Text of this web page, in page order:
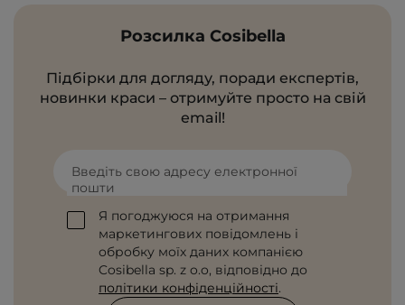
Розсилка Cosibella
Підбірки для догляду, поради експертів,
новинки краси – отримуйте просто на свій
email!
Введіть свою адресу електронної
пошти
Я погоджуюся на отримання
маркетингових повідомлень і
обробку моїх даних компанією
Cosibella sp. z o.o, відповідно до
політики конфіденційності.